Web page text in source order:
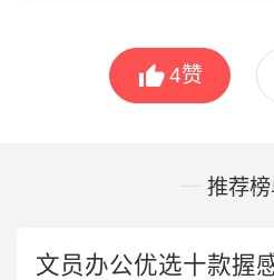
4赞
推荐
文员办公优选十款握